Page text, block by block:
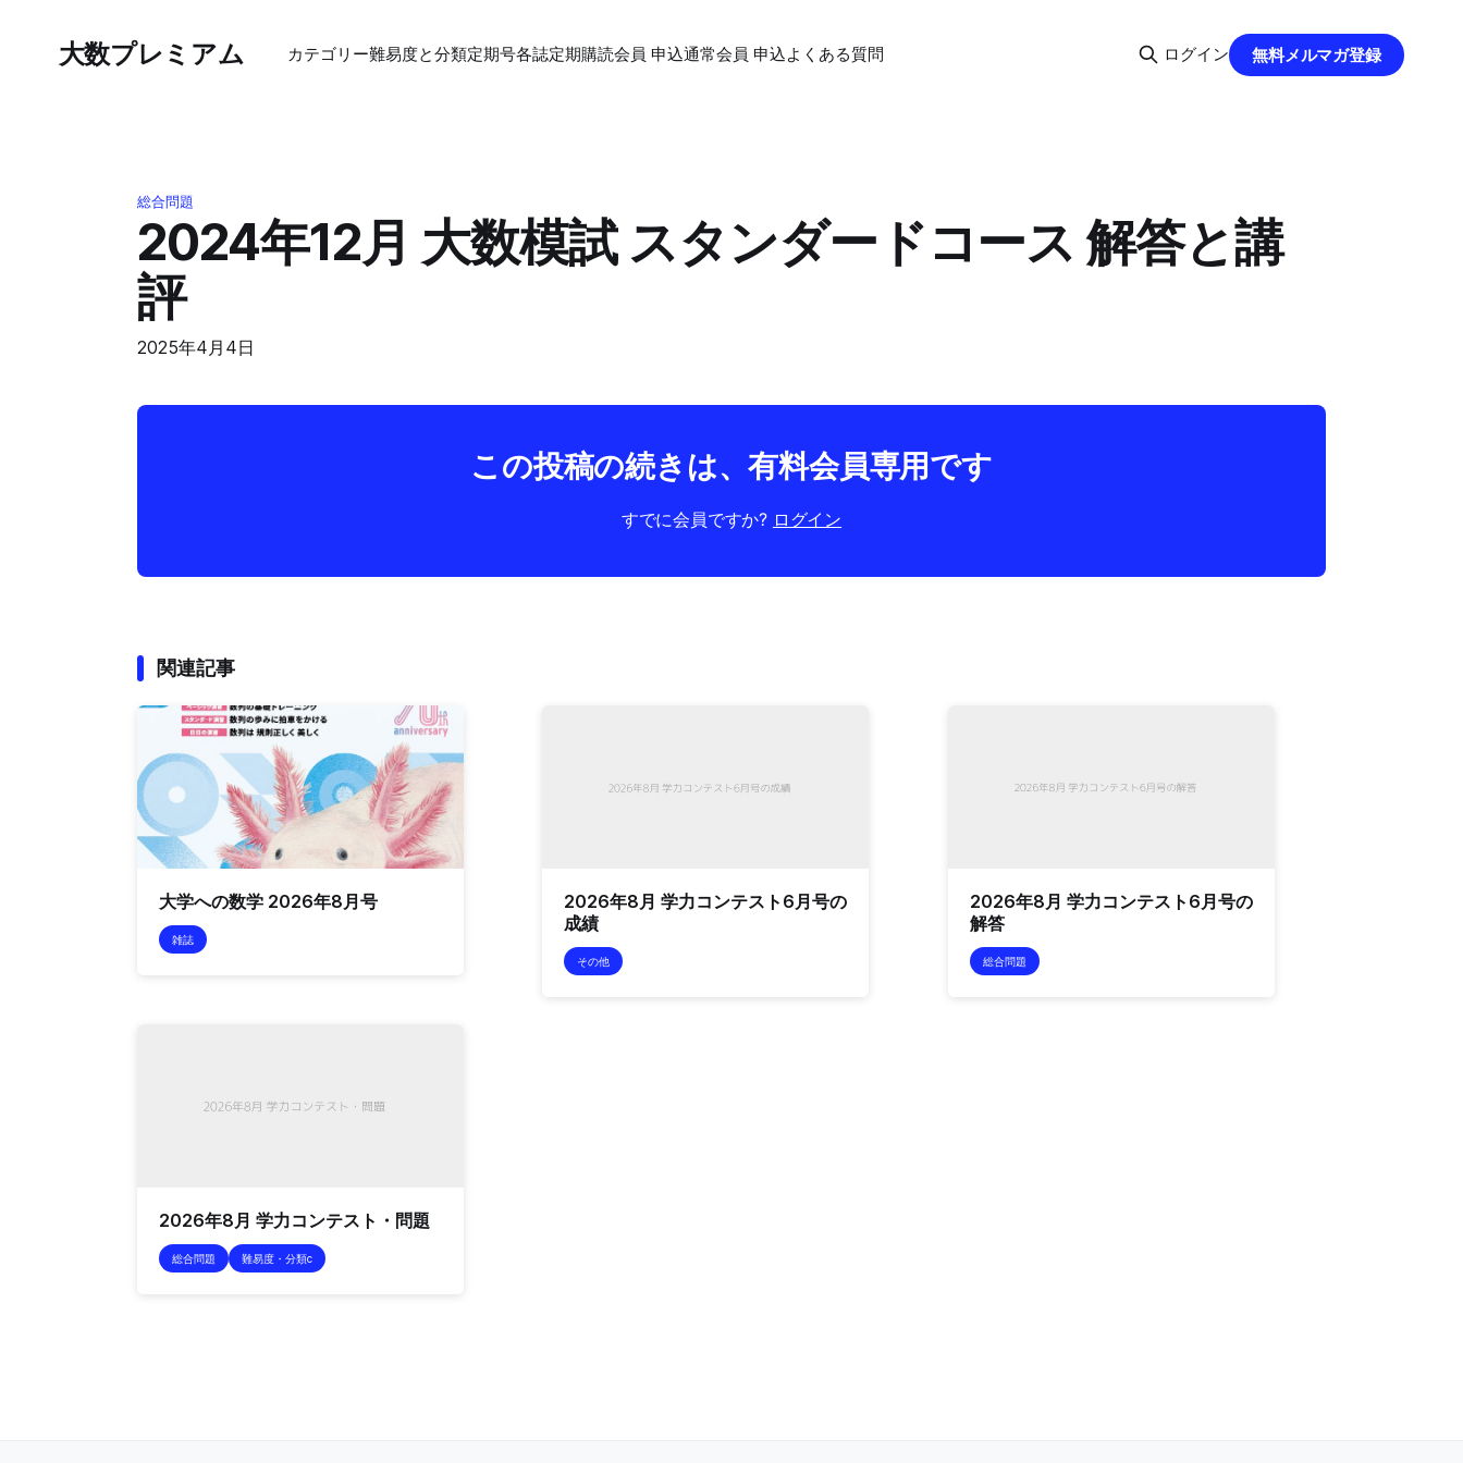
大数プレミアム カテゴリー難易度と分類定期号各誌定期購読会員 申込通常会員 申込よくある質問 ログイン 無料メルマガ登録
総合問題
2024年12月 大数模試 スタンダードコース 解答と講
評
2025年4月4日
この投稿の続きは、有料会員専用です
すでに会員ですか? ログイン
関連記事
大学への数学 2026年8月号
雑誌
2026年8月 学力コンテスト6月号の
成績
その他
2026年8月 学力コンテスト6月号の
解答
総合問題
2026年8月 学力コンテスト・問題
総合問題 難易度・分類c